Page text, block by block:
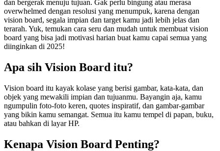
dan bergerak menuju tujuan. Gak perlu bingung atau merasa
overwhelmed dengan resolusi yang menumpuk, karena dengan
vision board, segala impian dan target kamu jadi lebih jelas dan
terarah. Yuk, temukan cara seru dan mudah untuk membuat vision
board yang bisa jadi motivasi harian buat kamu capai semua yang
diinginkan di 2025!
Apa sih Vision Board itu?
Vision board itu kayak kolase yang berisi gambar, kata-kata, dan
objek yang mewakili impian dan tujuanmu. Bayangin aja, kamu
ngumpulin foto-foto keren, quotes inspiratif, dan gambar-gambar
yang bikin kamu semangat. Semua itu kamu tempel di papan, buku,
atau bahkan di layar HP.
Kenapa Vision Board Penting?